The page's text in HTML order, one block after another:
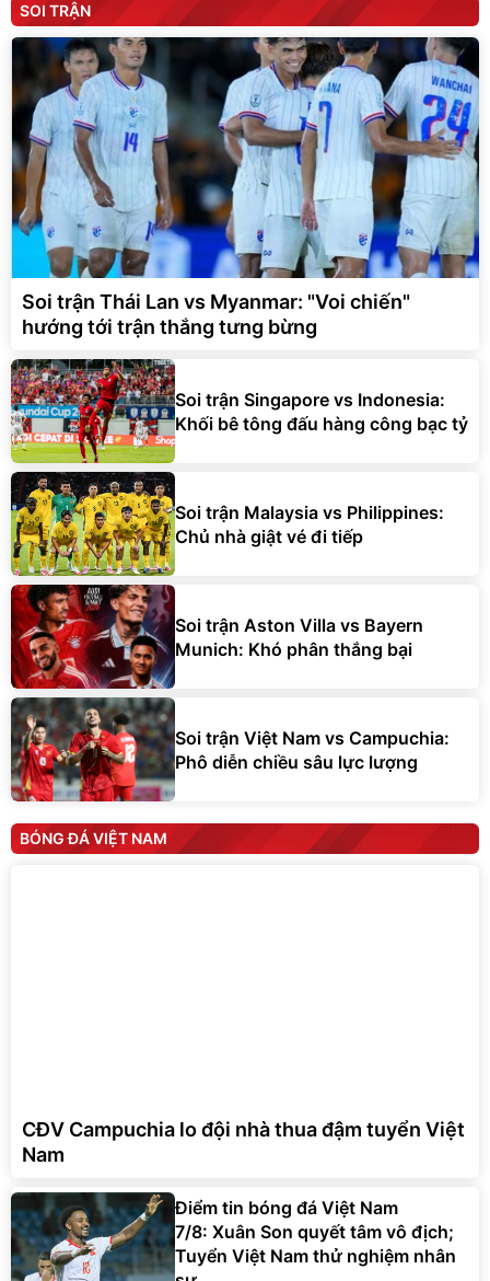
SOI TRẬN
Soi trận Thái Lan vs Myanmar: "Voi chiến"
hướng tới trận thắng tưng bừng
Soi trận Singapore vs Indonesia:
Khối bê tông đấu hàng công bạc tỷ
Soi trận Malaysia vs Philippines:
Chủ nhà giật vé đi tiếp
Soi trận Aston Villa vs Bayern
Munich: Khó phân thắng bại
Soi trận Việt Nam vs Campuchia:
Phô diễn chiều sâu lực lượng
BÓNG ĐÁ VIỆT NAM
CĐV Campuchia lo đội nhà thua đậm tuyển Việt
Nam
Điểm tin bóng đá Việt Nam
7/8: Xuân Son quyết tâm vô địch;
Tuyển Việt Nam thử nghiệm nhân